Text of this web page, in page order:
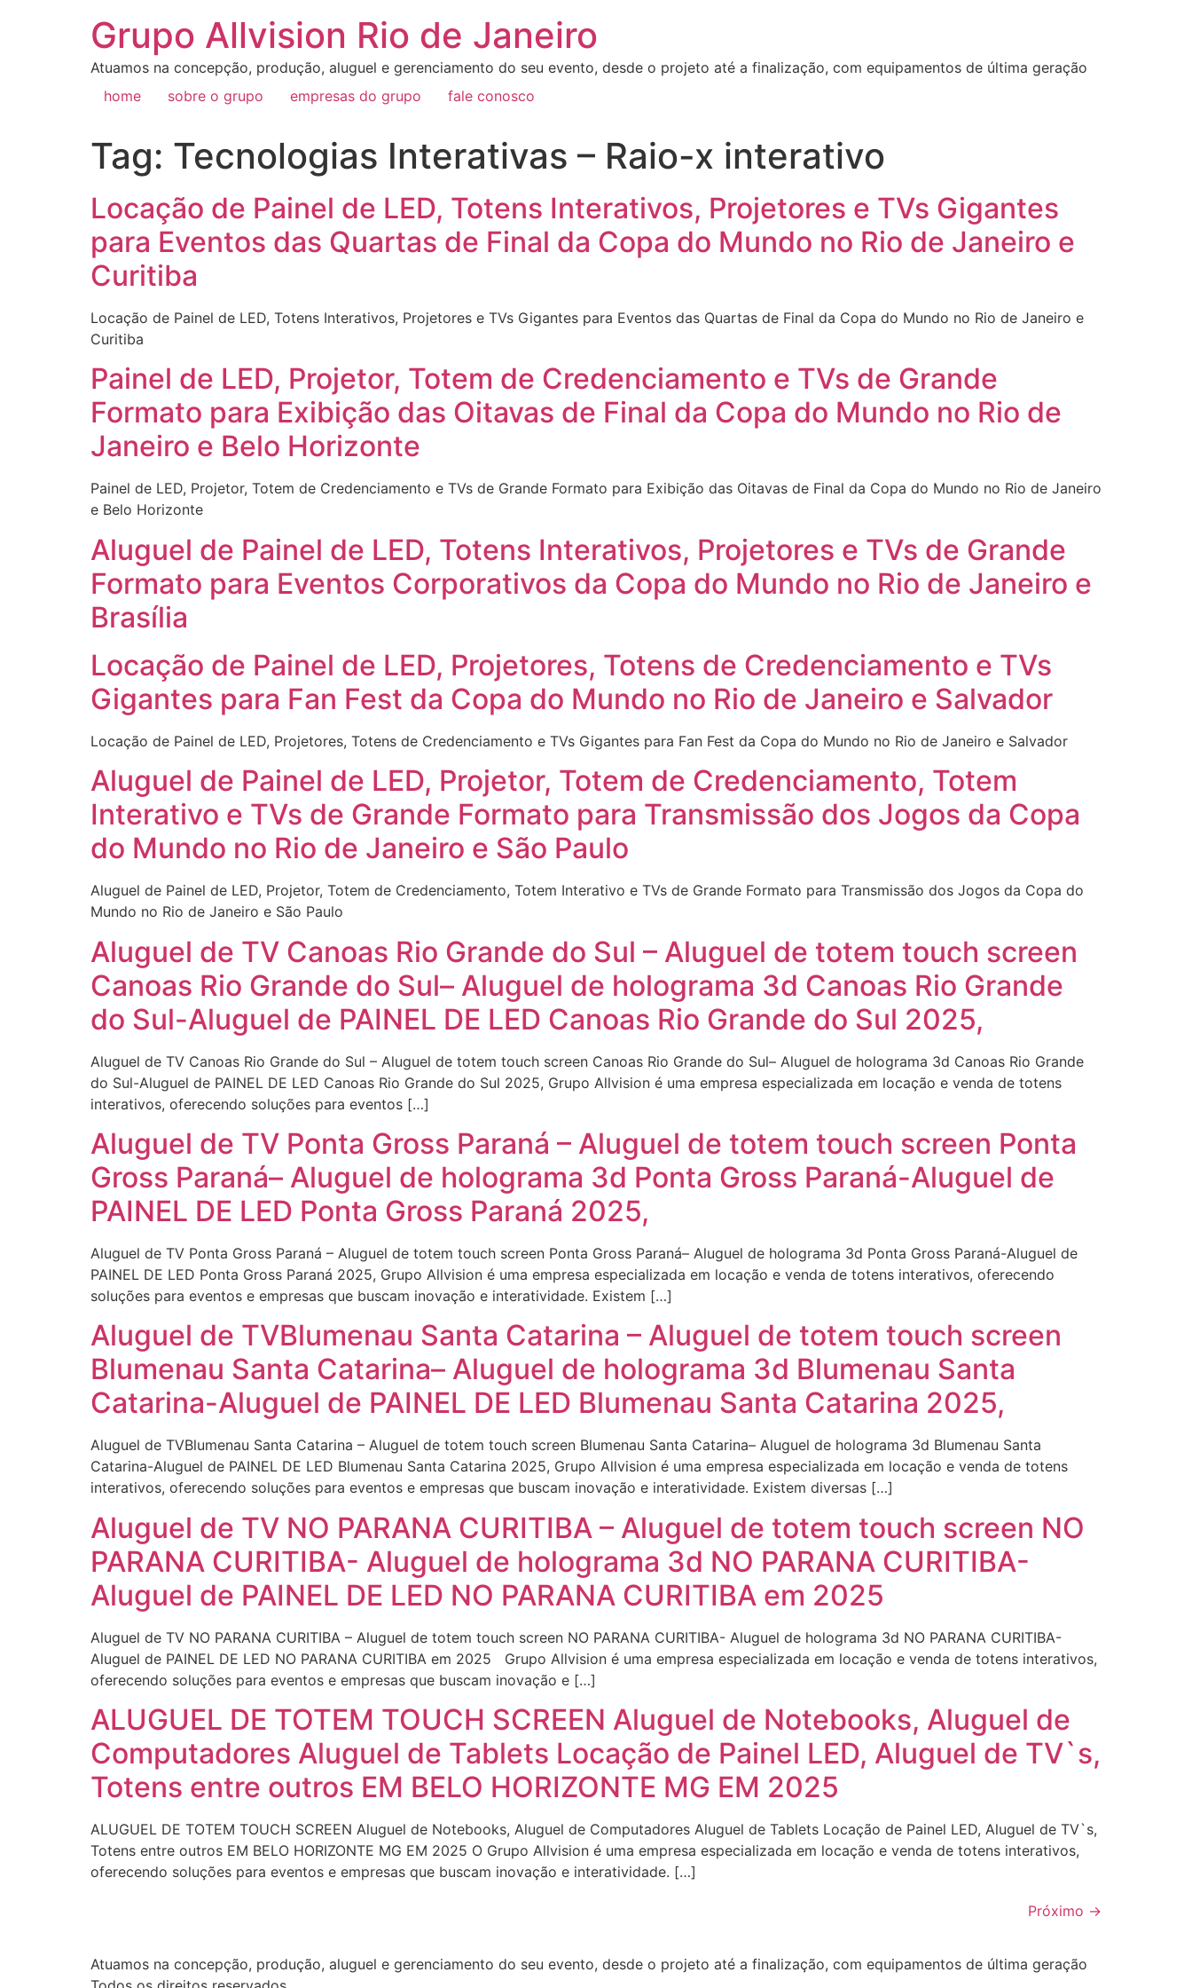
Grupo Allvision Rio de Janeiro
Atuamos na concepção, produção, aluguel e gerenciamento do seu evento, desde o projeto até a finalização, com equipamentos de última geração
home
sobre o grupo empresas do grupo fale conosco
Tag: Tecnologias Interativas – Raio-x interativo
Locação de Painel de LED, Totens Interativos, Projetores e TVs Gigantes
para Eventos das Quartas de Final da Copa do Mundo no Rio de Janeiro e
Curitiba
Locação de Painel de LED, Totens Interativos, Projetores e TVs Gigantes para Eventos das Quartas de Final da Copa do Mundo no Rio de Janeiro e
Curitiba
Painel de LED, Projetor, Totem de Credenciamento e TVs de Grande
Formato para Exibição das Oitavas de Final da Copa do Mundo no Rio de
Janeiro e Belo Horizonte
Painel de LED, Projetor, Totem de Credenciamento e TVs de Grande Formato para Exibição das Oitavas de Final da Copa do Mundo no Rio de Janeiro
e Belo Horizonte
Aluguel de Painel de LED, Totens Interativos, Projetores e TVs de Grande
Formato para Eventos Corporativos da Copa do Mundo no Rio de Janeiro e
Brasília
Locação de Painel de LED, Projetores, Totens de Credenciamento e TVs
Gigantes para Fan Fest da Copa do Mundo no Rio de Janeiro e Salvador
Locação de Painel de LED, Projetores, Totens de Credenciamento e TVs Gigantes para Fan Fest da Copa do Mundo no Rio de Janeiro e Salvador
Aluguel de Painel de LED, Projetor, Totem de Credenciamento, Totem
Interativo e TVs de Grande Formato para Transmissão dos Jogos da Copa
do Mundo no Rio de Janeiro e São Paulo
Aluguel de Painel de LED, Projetor, Totem de Credenciamento, Totem Interativo e TVs de Grande Formato para Transmissão dos Jogos da Copa do
Mundo no Rio de Janeiro e São Paulo
Aluguel de TV Canoas Rio Grande do Sul – Aluguel de totem touch screen
Canoas Rio Grande do Sul– Aluguel de holograma 3d Canoas Rio Grande
do Sul-Aluguel de PAINEL DE LED Canoas Rio Grande do Sul 2025,
Aluguel de TV Canoas Rio Grande do Sul – Aluguel de totem touch screen Canoas Rio Grande do Sul– Aluguel de holograma 3d Canoas Rio Grande
do Sul-Aluguel de PAINEL DE LED Canoas Rio Grande do Sul 2025, Grupo Allvision é uma empresa especializada em locação e venda de totens
interativos, oferecendo soluções para eventos […]
Aluguel de TV Ponta Gross Paraná – Aluguel de totem touch screen Ponta
Gross Paraná– Aluguel de holograma 3d Ponta Gross Paraná-Aluguel de
PAINEL DE LED Ponta Gross Paraná 2025,
Aluguel de TV Ponta Gross Paraná – Aluguel de totem touch screen Ponta Gross Paraná– Aluguel de holograma 3d Ponta Gross Paraná-Aluguel de
PAINEL DE LED Ponta Gross Paraná 2025, Grupo Allvision é uma empresa especializada em locação e venda de totens interativos, oferecendo
soluções para eventos e empresas que buscam inovação e interatividade. Existem […]
Aluguel de TVBlumenau Santa Catarina – Aluguel de totem touch screen
Blumenau Santa Catarina– Aluguel de holograma 3d Blumenau Santa
Catarina-Aluguel de PAINEL DE LED Blumenau Santa Catarina 2025,
Aluguel de TVBlumenau Santa Catarina – Aluguel de totem touch screen Blumenau Santa Catarina– Aluguel de holograma 3d Blumenau Santa
Catarina-Aluguel de PAINEL DE LED Blumenau Santa Catarina 2025, Grupo Allvision é uma empresa especializada em locação e venda de totens
interativos, oferecendo soluções para eventos e empresas que buscam inovação e interatividade. Existem diversas […]
Aluguel de TV NO PARANA CURITIBA – Aluguel de totem touch screen NO
PARANA CURITIBA- Aluguel de holograma 3d NO PARANA CURITIBA-
Aluguel de PAINEL DE LED NO PARANA CURITIBA em 2025
Aluguel de TV NO PARANA CURITIBA – Aluguel de totem touch screen NO PARANA CURITIBA- Aluguel de holograma 3d NO PARANA CURITIBA-
Aluguel de PAINEL DE LED NO PARANA CURITIBA em 2025 Grupo Allvision é uma empresa especializada em locação e venda de totens interativos,
oferecendo soluções para eventos e empresas que buscam inovação e […]
ALUGUEL DE TOTEM TOUCH SCREEN Aluguel de Notebooks, Aluguel de
Computadores Aluguel de Tablets Locação de Painel LED, Aluguel de TV`s,
Totens entre outros EM BELO HORIZONTE MG EM 2025
ALUGUEL DE TOTEM TOUCH SCREEN Aluguel de Notebooks, Aluguel de Computadores Aluguel de Tablets Locação de Painel LED, Aluguel de TV`s,
Totens entre outros EM BELO HORIZONTE MG EM 2025 O Grupo Allvision é uma empresa especializada em locação e venda de totens interativos,
oferecendo soluções para eventos e empresas que buscam inovação e interatividade. […]
Próximo →
Atuamos na concepção, produção, aluguel e gerenciamento do seu evento, desde o projeto até a finalização, com equipamentos de última geração